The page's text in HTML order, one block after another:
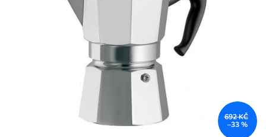
692 KČ
–33 %